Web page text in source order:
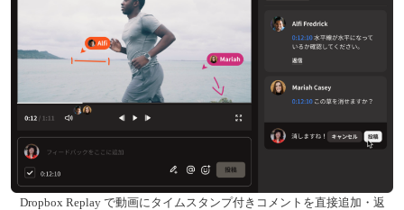
Dropbox Replay で動画にタイムスタンプ付きコメントを直接追加・返